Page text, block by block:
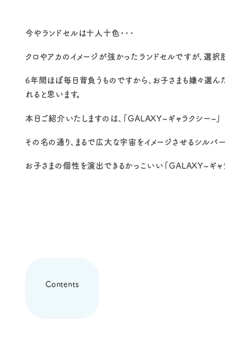
今やランドセルは十人十色・・・
クロやアカのイメージが強かったランドセルですが、選択
6年間ほぼ毎日背負うものですから、お子さまも嫌々選ん
れると思います。
本日ご紹介いたしますのは、「GALAXY~ギャラクシー~」
その名の通り、まるで広大な宇宙をイメージさせるシルバ
お子さまの個性を演出できるかっこいい「GALAXY~ギャ
Contents